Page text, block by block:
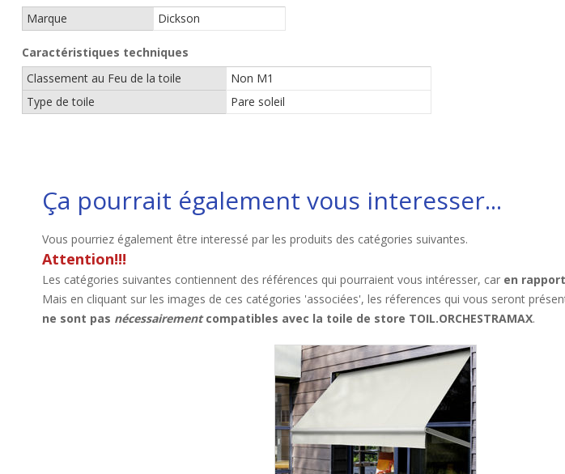
Marque
Dickson
Caractéristiques techniques
Classement au Feu de la toile
Non M1
Type de toile
Pare soleil
Ça pourrait également vous interesser...
Vous pourriez également être interessé par les produits des catégories suivantes.
Attention!!!
Les catégories suivantes contiennent des références qui pourraient vous intéresser, car en
Mais en cliquant sur les images de ces catégories 'associées', les réferences qui vous seront
ne sont pas nécessairementcompatibles avec la toile de store TOIL.ORCHESTRAMAX.